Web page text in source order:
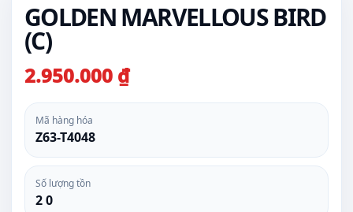
GOLDEN MARVELLOUS BIRD
(C)
2.950.000 ₫
Mã hàng hóa
Z63-T4048
Số lượng tồn
2 0